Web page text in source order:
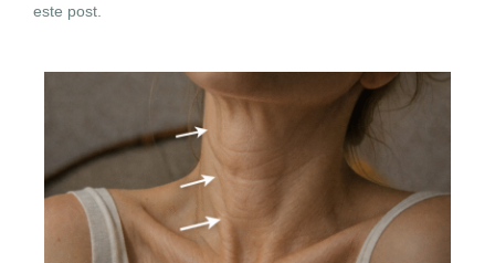
este post.